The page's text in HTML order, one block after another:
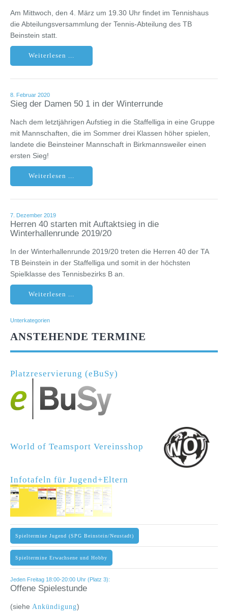
Am Mittwoch, den 4. März um 19.30 Uhr findet im Tennishaus
die Abteilungsversammlung der Tennis-Abteilung des TB
Beinstein statt.
Weiterlesen ...
8. Februar 2020
Sieg der Damen 50 1 in der Winterrunde
Nach dem letztjährigen Aufstieg in die Staffelliga in eine Gruppe
mit Mannschaften, die im Sommer drei Klassen höher spielen,
landete die Beinsteiner Mannschaft in Birkmannsweiler einen
ersten Sieg!
Weiterlesen ...
7. Dezember 2019
Herren 40 starten mit Auftaktsieg in die
Winterhallenrunde 2019/20
In der Winterhallenrunde 2019/20 treten die Herren 40 der TA
TB Beinstein in der Staffelliga und somit in der höchsten
Spielklasse des Tennisbezirks B an.
Weiterlesen ...
Unterkategorien
ANSTEHENDE TERMINE
Platzreservierung (eBuSy)
World of Teamsport Vereinsshop
Infotafeln für Jugend+Eltern
Spieltermine Jugend (SPG Beinstein/Neustadt)
Spieltermine Erwachsene und Hobby
Jeden Freitag 18:00-20:00 Uhr (Platz 3):
Offene Spielestunde
(siehe Ankündigung)